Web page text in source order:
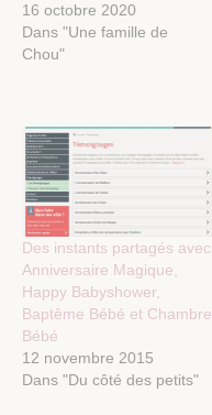
16 octobre 2020
Dans "Une famille de
Chou"
Des instants partagés avec
Anniversaire Magique,
Happy Babyshower,
Baptême Bébé et Chambre
Bébé
12 novembre 2015
Dans "Du côté des petits"